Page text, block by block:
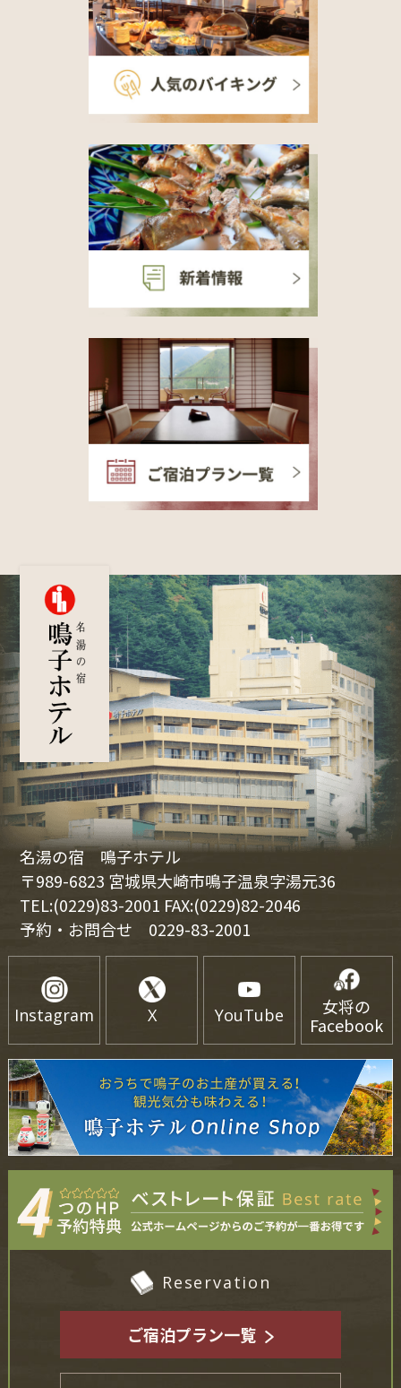
名湯の宿 鳴子ホテル
〒989-6823 宮城県大崎市鳴子温泉字湯元36
TEL:(0229)83-2001 FAX:(0229)82-2046
予約・お問合せ 0229-83-2001
Instagram X YouTube
女将の
Facebook
Reservation
ご宿泊プラン一覧